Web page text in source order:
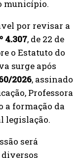
município.
por revisar a
4.307, de 22 de
o Estatuto do
surge após
2026, assinado
Professora
a formação da
legislação.
será
diversos